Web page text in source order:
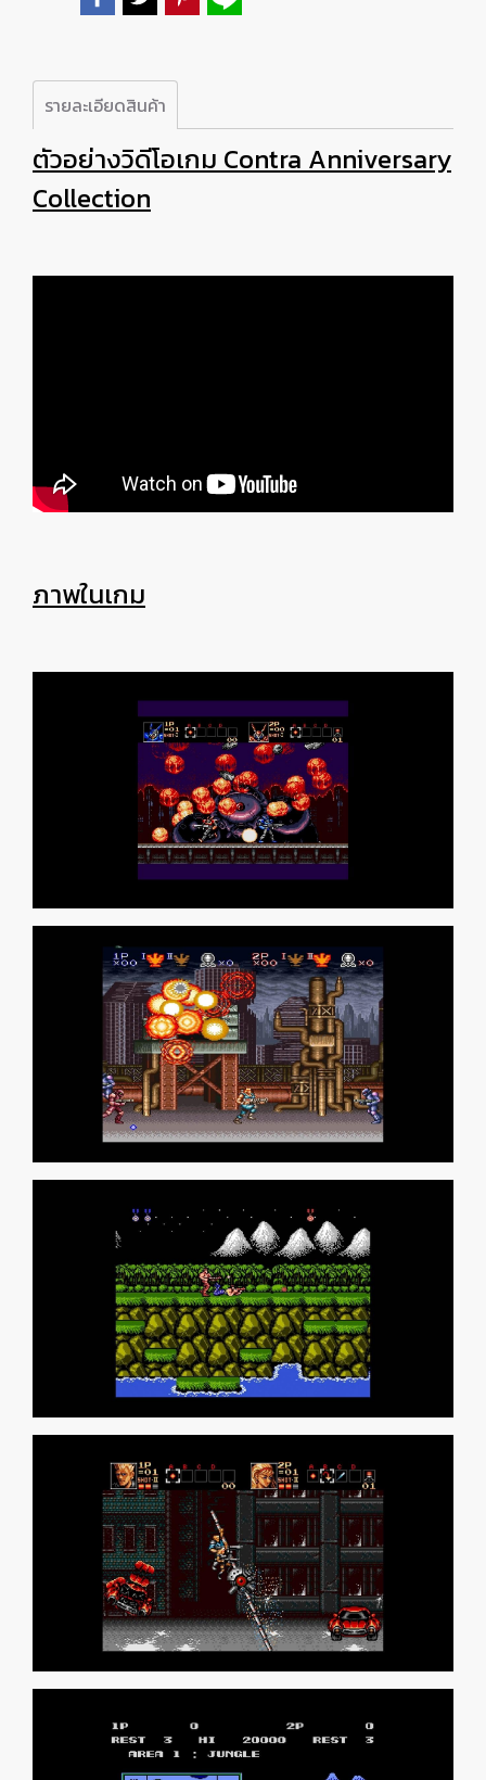
รายละเอียดสินค้า
ตัวอย่างวิดีโอเกม Contra Anniversary
Collection
ภาพในเกม